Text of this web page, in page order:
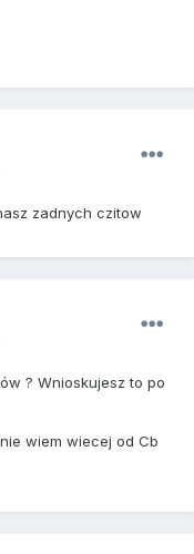
zadnych czitow
? Wnioskujesz to po
wiem wiecej od Cb